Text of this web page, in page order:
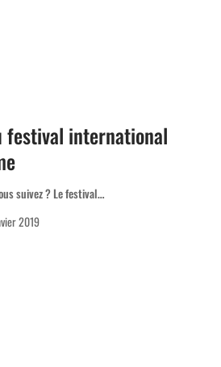
festival international
suivez ? Le festival…
2019